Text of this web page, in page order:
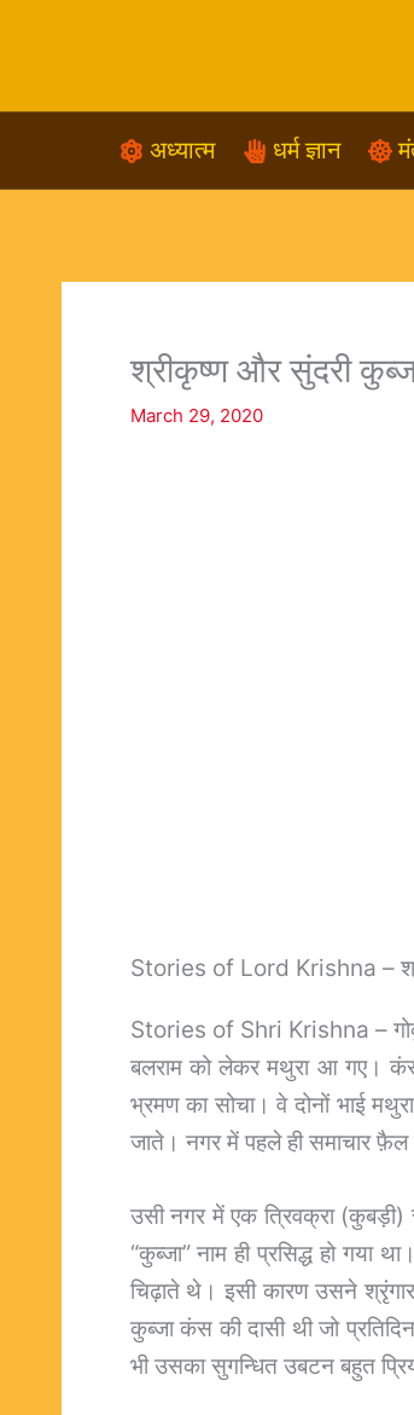
अध्यात्म धर्म ज्ञान
श्रीकृष्ण और सुंदरी
March 29, 2020
Stories of Lord Krishna –
Stories of Shri Krishna –
बलराम को लेकर मथुरा आ गए। कंस
भ्रमण का सोचा। वे दोनों भाई
जाते। नगर में पहले ही समाचार फ़ैल
उसी नगर में एक त्रिवक्रा
“कुब्जा” नाम ही प्रसिद्ध हो
चिढ़ाते थे। इसी कारण उसने
कुब्जा कंस की दासी थी जो
भी उसका सुगन्धित उबटन बहुत